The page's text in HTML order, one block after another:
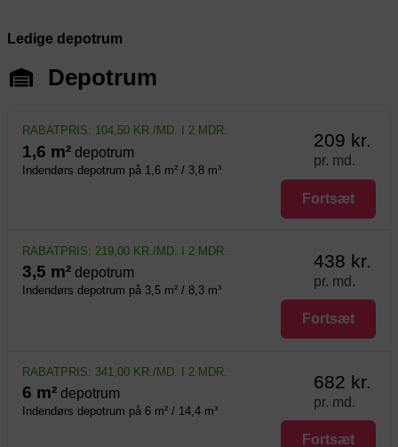
Ledige depotrum
Depotrum
RABATPRIS: 104,50 KR./MD. I 2 MDR.
1,6 m² depotrum
Indendørs depotrum på 1,6 m² / 3,8 m³
209 kr.
pr. md.
Fortsæt
RABATPRIS: 219,00 KR./MD. I 2 MDR.
3,5 m² depotrum
Indendørs depotrum på 3,5 m² / 8,3 m³
438 kr.
pr. md.
Fortsæt
RABATPRIS: 341,00 KR./MD. I 2 MDR.
6 m² depotrum
Indendørs depotrum på 6 m² / 14,4 m³
682 kr.
pr. md.
Fortsæt